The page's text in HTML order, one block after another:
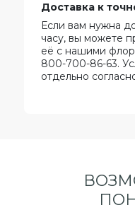
Доставка к
Если вам нужна
часу, вы можете
её с нашими
800-700-86-63.
отдельно